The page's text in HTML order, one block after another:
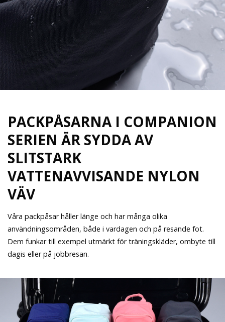
PACKPÅSARNA I COMPANION
SERIEN ÄR SYDDA AV
SLITSTARK
VATTENAVVISANDE NYLON
VÄV
Våra packpåsar håller länge och har många olika
användningsområden, både i vardagen och på resande fot.
Dem funkar till exempel utmärkt för träningskläder, ombyte till
dagis eller på jobbresan.